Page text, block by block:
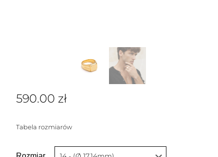
590.00 zł
Tabela rozmiarów